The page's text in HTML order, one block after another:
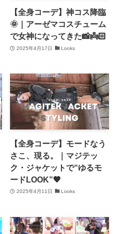
【全身コーデ】神コス降臨
🌞｜アーゼマコスチューム
で女神になってきた📸👼🏻
2025年4月17日 Looks
【全身コーデ】モードなう
さこ、現る。｜マジテッ
ク・ジャケットで“ゆるモ
ードLOOK”🖤
2025年4月11日 Looks